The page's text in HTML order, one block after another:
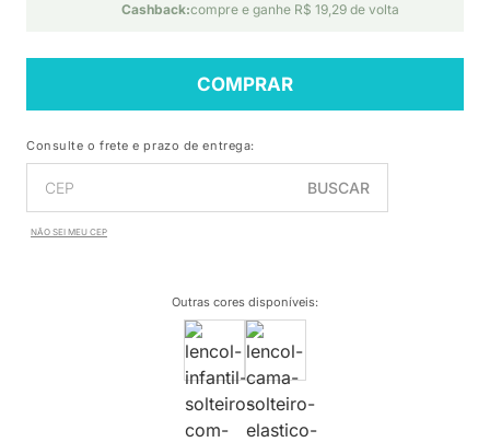
Cashback:compre e ganhe R$ 19,29 de volta
COMPRAR
Consulte o frete e prazo de entrega:
BUSCAR
NÃO SEI MEU CEP
Outras cores disponíveis: